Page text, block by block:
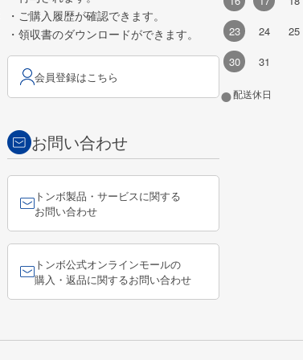
・ご購入履歴が確認できます。
・領収書のダウンロードができます。
会員登録はこちら
お問い合わせ
トンボ製品・サービスに関する
お問い合わせ
トンボ公式オンラインモールの
購入・返品に関するお問い合わせ
23
24 25
30
31
●配送休日